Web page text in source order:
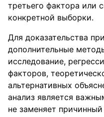
третьего фактора или
конкретной выборки.
Для доказательства
дополнительные
исследование,
факторов,
альтернативных
анализ является
не заменяет причинный